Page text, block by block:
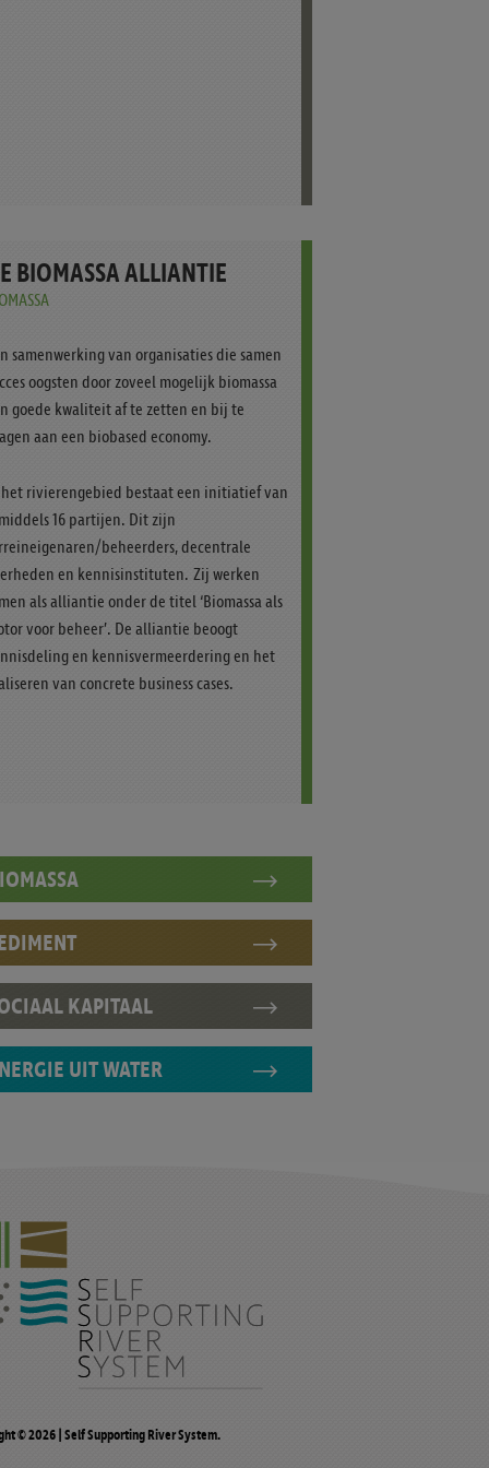
BIOMASSA ALLIANTIE
samenwerking van organisaties die samen
oogsten door zoveel mogelijk biomassa
goede kwaliteit af te zetten en bij te
aan een biobased economy.
het rivierengebied bestaat een initiatief van
16 partijen. Dit zijn
beheerders, decentrale
en kennisinstituten. Zij werken
als alliantie onder de titel ‘Biomassa als
voor beheer’. De alliantie beoogt
en kennisvermeerdering en het
van concrete business cases.
KAPITAAL
UIT WATER
© 2026 | Self Supporting River System.